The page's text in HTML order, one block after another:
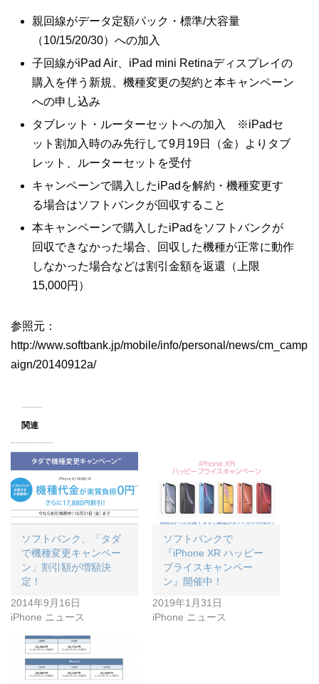
親回線がデータ定額パック・標準/大容量
（10/15/20/30）への加入
子回線がiPad Air、iPad mini Retinaディスプレイの
購入を伴う新規、機種変更の契約と本キャンペーン
への申し込み
タブレット・ルーターセットへの加入 ※iPadセ
ット割加入時のみ先行して9月19日（金）よりタブ
レット、ルーターセットを受付
キャンペーンで購入したiPadを解約・機種変更す
る場合はソフトバンクが回収すること
本キャンペーンで購入したiPadをソフトバンクが
回収できなかった場合、回収した機種が正常に動作
しなかった場合などは割引金額を返還（上限
15,000円）
参照元：
http://www.softbank.jp/mobile/info/personal/news/cm_camp
aign/20140912a/
関連
ソフトバンク、「タダ
で機種変更キャンペー
ン」割引額が増額決
定！
2014年9月16日
iPhone ニュース
ソフトバンクで
『iPhone XR ハッピー
プライスキャンペー
ン』開催中！
2019年1月31日
iPhone ニュース